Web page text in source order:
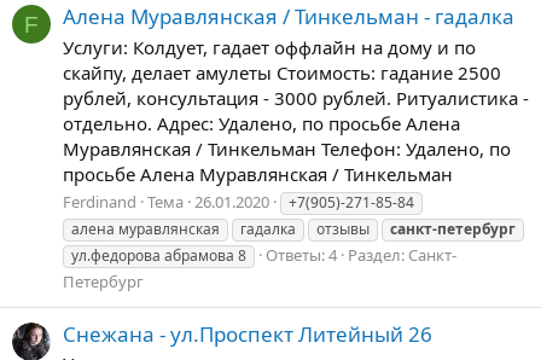
F Алена Муравлянская / Тинкельман - гадалка
Услуги: Колдует, гадает оффлайн на дому и по
скайпу, делает амулеты Стоимость: гадание 2500
рублей, консультация - 3000 рублей. Ритуалистика -
отдельно. Адрес: Удалено, по просьбе Алена
Муравлянская / Тинкельман Телефон: Удалено, по
просьбе Алена Муравлянская / Тинкельман
Ferdinand Тема 26.01.2020
+7(905)-271-85-84
алена муравлянская
гадалка отзывы
санкт-петербург
ул.федорова абрамова 8
Ответы: 4 Раздел: Санкт-
Петербург
Снежана - ул.Проспект Литейный 26